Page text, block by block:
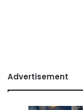
Advertisement